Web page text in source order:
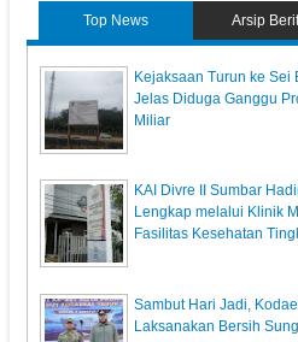
Top News Arsip
Kejaksaan Turun ke Sei
Jelas Diduga Ganggu
Miliar
KAI Divre II Sumbar
Lengkap melalui Klinik
Fasilitas Kesehatan
Sambut Hari Jadi,
Laksanakan Bersih